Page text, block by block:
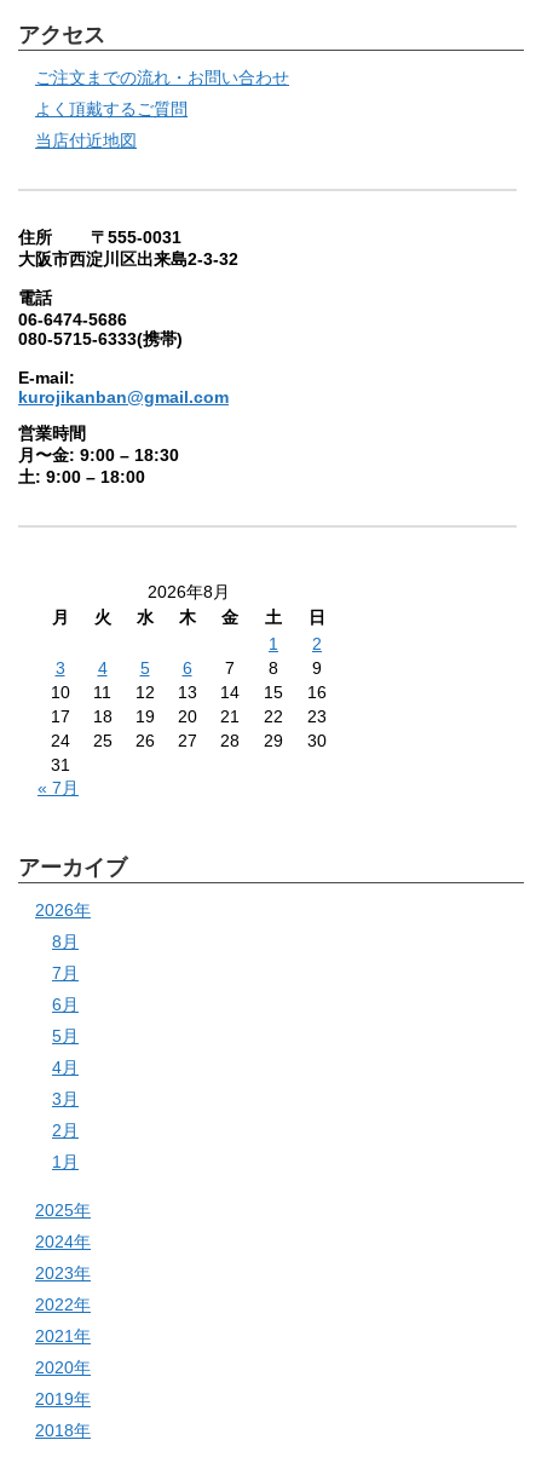
アクセス
ご注文までの流れ・お問い合わせ
よく頂戴するご質問
当店付近地図
住所 〒555-0031
大阪市西淀川区出来島2-3-32
電話
06-6474-5686
080-5715-6333(携帯)
E-mail:
kurojikanban@gmail.com
営業時間
月〜金: 9:00 – 18:30
土: 9:00 – 18:00
2026年8月
月
火 水 木 金 土
日
1
2
3
4 5 6 7 8
9
10
11 12 13 14 15
16
17
18 19 20 21 22
23
24
25 26 27 28 29
30
31
« 7月
アーカイブ
2026年
8月
7月
6月
5月
4月
3月
2月
1月
2025年
2024年
2023年
2022年
2021年
2020年
2019年
2018年